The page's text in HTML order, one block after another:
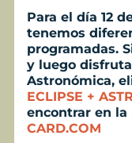
Para el día 12
tenemos
programadas.
y luego
Astronómica,
ECLIPSE +
encontrar en
CARD.COM